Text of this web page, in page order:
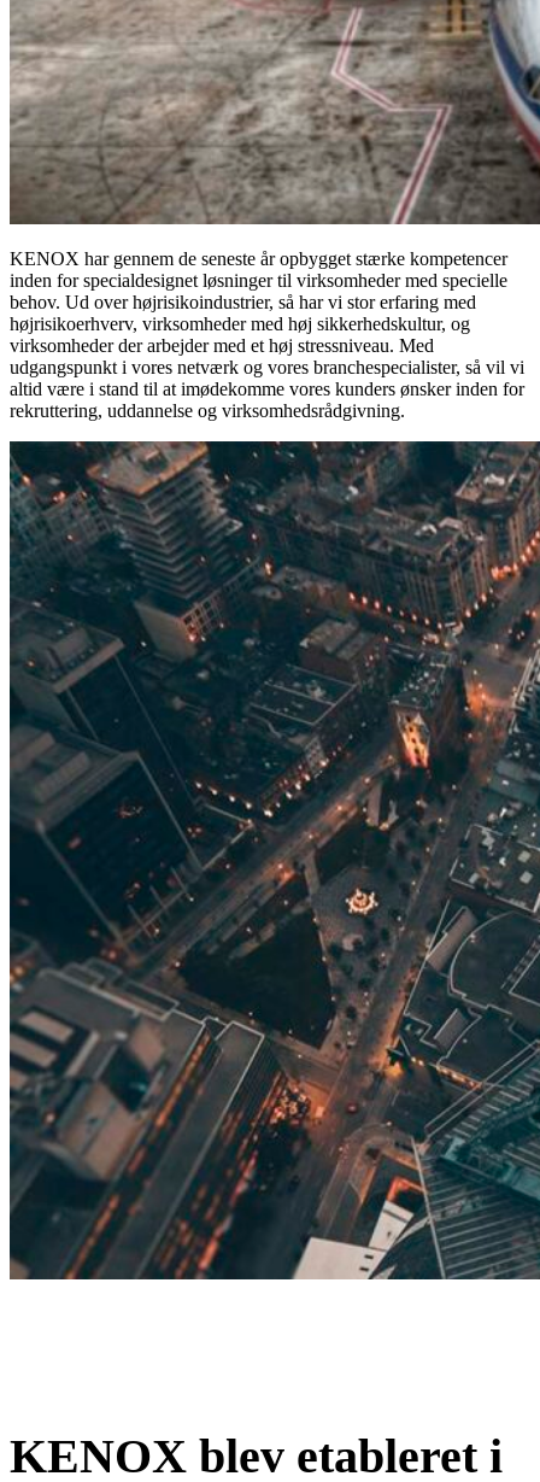
KENOX har gennem de seneste år opbygget stærke kompetencer
inden for specialdesignet løsninger til virksomheder med specielle
behov. Ud over højrisikoindustrier, så har vi stor erfaring med
højrisikoerhverv, virksomheder med høj sikkerhedskultur, og
virksomheder der arbejder med et høj stressniveau. Med
udgangspunkt i vores netværk og vores branchespecialister, så vil vi
altid være i stand til at imødekomme vores kunders ønsker inden for
rekruttering, uddannelse og virksomhedsrådgivning.
KENOX blev etableret i